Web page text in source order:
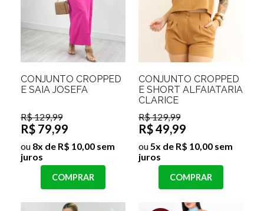
CONJUNTO CROPPED
E SAIA JOSEFA
R$ 129,99
R$ 79,99
ou 8x de R$ 10,00 sem
juros
COMPRAR
CONJUNTO CROPPED
E SHORT ALFAIATARIA
CLARICE
R$ 129,99
R$ 49,99
ou5x de R$ 10,00 sem
juros
COMPRAR